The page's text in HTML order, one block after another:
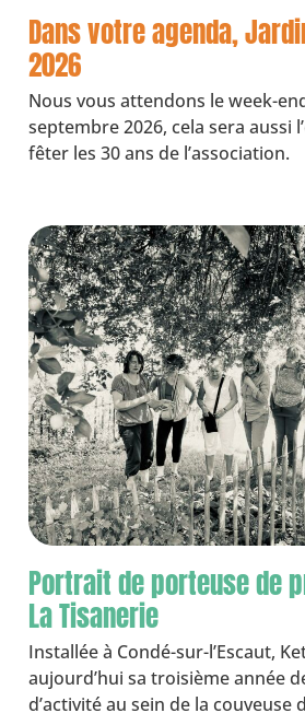
Dans votre agenda,
2026
Nous vous attendons le week-
septembre 2026, cela sera aussi
fêter les 30 ans de l’association.
Portrait de porteuse de
La Tisanerie
Installée à Condé-sur-l’Escaut,
aujourd’hui sa troisième année
d’activité au sein de la couveuse